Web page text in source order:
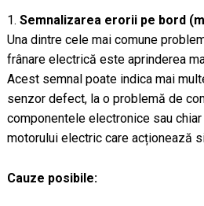
Semnalizarea erorii pe bord
Una dintre cele mai comune
frânare electrică este aprinderea
Acest semnal poate indica mai
senzor defect, la o problemă de
componentele electronice sau
motorului electric care acționează
Cauze posibile: